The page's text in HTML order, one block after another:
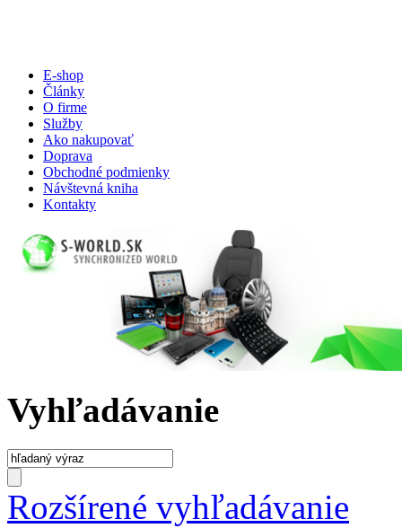
E-shop
Články
O firme
Služby
Ako nakupovať
Doprava
Obchodné podmienky
Návštevná kniha
Kontakty
Vyhľadávanie
Rozšírené vyhľadávanie